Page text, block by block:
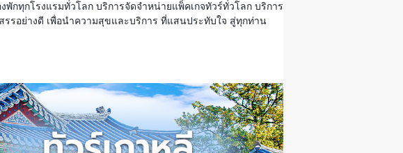
กทุกโรงแรมทั่วโลก บริการจัดจำหน่ายแพ็คเกจทัวร์ทั่วโลก บริการ
รรอย่างดี เพื่อนำความสุขและบริการ ที่แสนประทับใจ สู่ทุกท่าน